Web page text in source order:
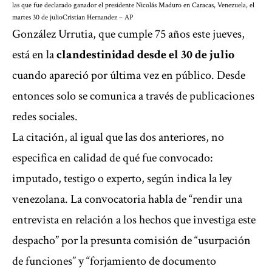
las que fue declarado ganador el presidente Nicolás Maduro en Caracas, Venezuela, el
martes 30 de julioCristian Hernandez – AP
González Urrutia, que cumple 75 años este jueves,
está en laclandestinidad desde el 30 de julio
cuando apareció por última vez en público. Desde
entonces solo se comunica a través de publicaciones
redes sociales.
La citación, al igual que las dos anteriores, no
especifica en calidad de qué fue convocado:
imputado, testigo o experto, según indica la ley
venezolana. La convocatoria habla de “rendir una
entrevista en relación a los hechos que investiga este
despacho” por la presunta comisión de “usurpación
de funciones” y “forjamiento de documento